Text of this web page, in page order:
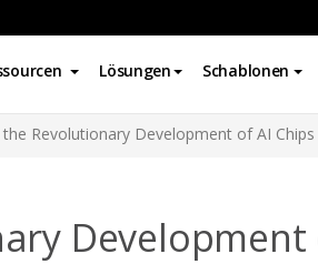
Lösungen Schablonen
Revolutionary Development of AI Chips
Development